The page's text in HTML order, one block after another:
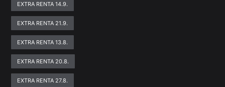
EXTRA RENTA 14.9.
EXTRA RENTA 21.9.
EXTRA RENTA 13.8.
EXTRA RENTA 20.8.
EXTRA RENTA 27.8.